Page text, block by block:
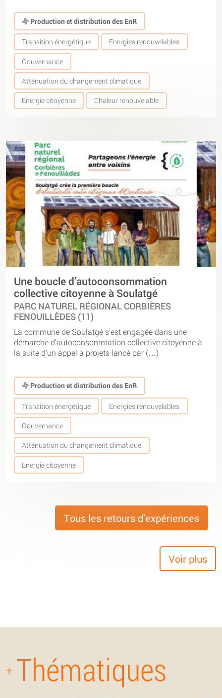
Production et distribution des EnR
Transition énergétique Energies renouvelables
Gouvernance
Atténuation du changement climatique
Energie citoyenne Chaleur renouvelable
Une boucle d’autoconsommation
collective citoyenne à Soulatgé
PARC NATUREL RÉGIONAL CORBIÈRES
FENOUILLÈDES (11)
La commune de Soulatgé s’est engagée dans une
démarche d’autoconsommation collective citoyenne à
la suite d’un appel à projets lancé par (…)
Production et distribution des EnR
Transition énergétique Energies renouvelables
Gouvernance
Atténuation du changement climatique
Energie citoyenne
Tous les retours d’expériences
Voir plus
+ Thématiques